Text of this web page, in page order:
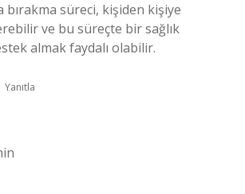
bırakma süreci, kişiden kişiye
ve bu süreçte bir sağlık
almak faydalı olabilir.
Yanıtla